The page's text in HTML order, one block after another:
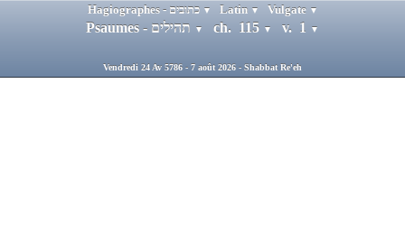
Hagiographes - כתובים ▼ Latin ▼ Vulgate ▼
▼ ch. 115 ▼ v. 1 ▼
Vendredi 24 Av 5786 - 7 août 2026 - Shabbat Re'eh